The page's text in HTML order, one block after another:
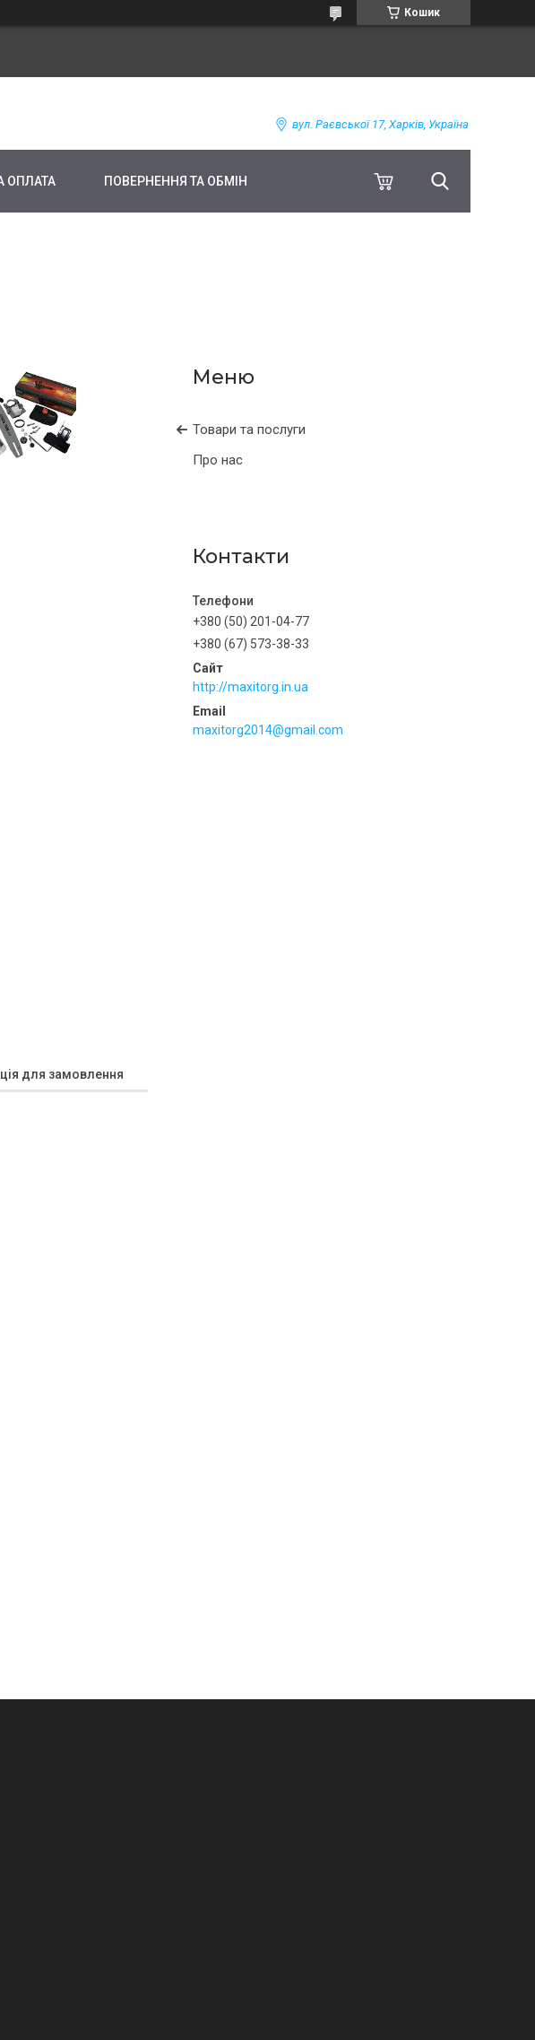
Кошик
вул. Раєвської 17, Харків, Україна
ОПЛАТА ПОВЕРНЕННЯ ТА ОБМІН
Товари та послуги
Про нас
Контакти
+380 (50) 201-04-77
+380 (67) 573-38-33
http://maxitorg.in.ua
maxitorg2014@gmail.com
для замовлення